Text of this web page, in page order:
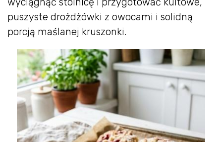
puszyste drożdżówki z owocami i solidną
porcją maślanej kruszonki.